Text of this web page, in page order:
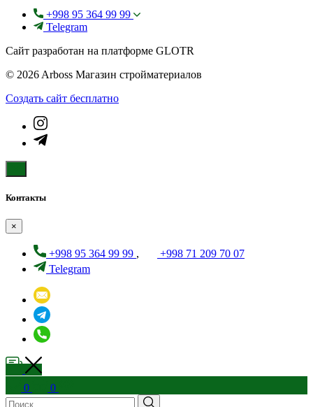
+998 95 364 99 99
Telegram
Сайт разработан на платформе GLOTR
© 2026 Arboss Магазин стройматериалов
Создать cайт бесплатно
Контакты
×
+998 95 364 99 99 ,
+998 71 209 70 07
Telegram
0 0